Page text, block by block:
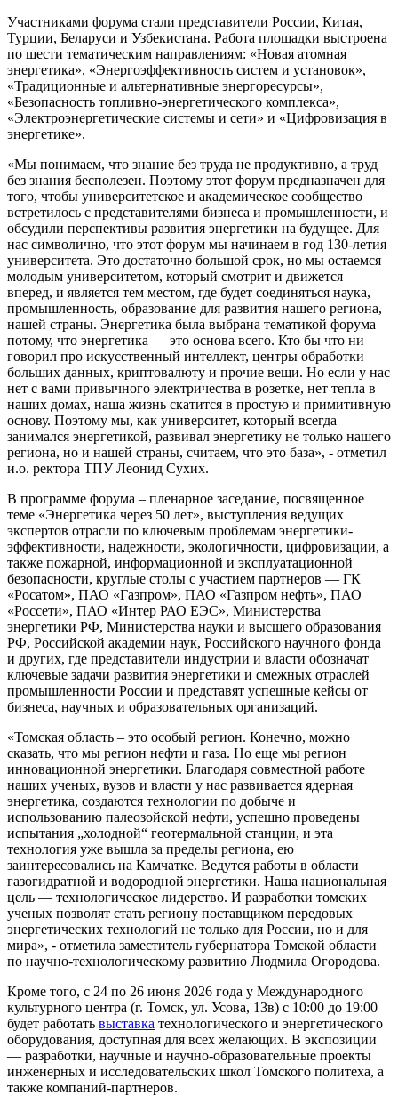
Участниками форума стали представители России, Китая,
Турции, Беларуси и Узбекистана. Работа площадки выстроена
по шести тематическим направлениям: «Новая атомная
энергетика», «Энергоэффективность систем и установок»,
«Традиционные и альтернативные энергоресурсы»,
«Безопасность топливно-энергетического комплекса»,
«Электроэнергетические системы и сети» и «Цифровизация в
энергетике».
«Мы понимаем, что знание без труда не продуктивно, а труд
без знания бесполезен. Поэтому этот форум предназначен для
того, чтобы университетское и академическое сообщество
встретилось с представителями бизнеса и промышленности, и
обсудили перспективы развития энергетики на будущее. Для
нас символично, что этот форум мы начинаем в год 130-летия
университета. Это достаточно большой срок, но мы остаемся
молодым университетом, который смотрит и движется
вперед, и является тем местом, где будет соединяться наука,
промышленность, образование для развития нашего региона,
нашей страны. Энергетика была выбрана тематикой форума
потому, что энергетика — это основа всего. Кто бы что ни
говорил про искусственный интеллект, центры обработки
больших данных, криптовалюту и прочие вещи. Но если у нас
нет с вами привычного электричества в розетке, нет тепла в
наших домах, наша жизнь скатится в простую и примитивную
основу. Поэтому мы, как университет, который всегда
занимался энергетикой, развивал энергетику не только нашего
региона, но и нашей страны, считаем, что это база», - отметил
и.о. ректора ТПУ Леонид Сухих.
В программе форума – пленарное заседание, посвященное
теме «Энергетика через 50 лет», выступления ведущих
экспертов отрасли по ключевым проблемам энергетики-
эффективности, надежности, экологичности, цифровизации, а
также пожарной, информационной и эксплуатационной
безопасности, круглые столы с участием партнеров — ГК
«Росатом», ПАО «Газпром», ПАО «Газпром нефть», ПАО
«Россети», ПАО «Интер РАО ЕЭС», Министерства
энергетики РФ, Министерства науки и высшего образования
РФ, Российской академии наук, Российского научного фонда
и других, где представители индустрии и власти обозначат
ключевые задачи развития энергетики и смежных отраслей
промышленности России и представят успешные кейсы от
бизнеса, научных и образовательных организаций.
«Томская область – это особый регион. Конечно, можно
сказать, что мы регион нефти и газа. Но еще мы регион
инновационной энергетики. Благодаря совместной работе
наших ученых, вузов и власти у нас развивается ядерная
энергетика, создаются технологии по добыче и
использованию палеозойской нефти, успешно проведены
испытания „холодной“ геотермальной станции, и эта
технология уже вышла за пределы региона, ею
заинтересовались на Камчатке. Ведутся работы в области
газогидратной и водородной энергетики. Наша национальная
цель — технологическое лидерство. И разработки томских
ученых позволят стать региону поставщиком передовых
энергетических технологий не только для России, но и для
мира», - отметила заместитель губернатора Томской области
по научно-технологическому развитию Людмила Огородова.
Кроме того, с 24 по 26 июня 2026 года у Международного
культурного центра (г. Томск, ул. Усова, 13в) с 10:00 до 19:00
будет работать выставка технологического и энергетического
оборудования, доступная для всех желающих. В экспозиции
— разработки, научные и научно-образовательные проекты
инженерных и исследовательских школ Томского политеха, а
также компаний-партнеров.